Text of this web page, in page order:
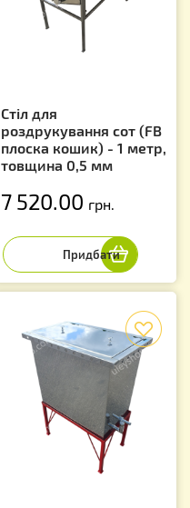
Стіл для
роздрукування сот (FB
плоска кошик) - 1 метр,
товщина 0,5 мм
7 520.00 грн.